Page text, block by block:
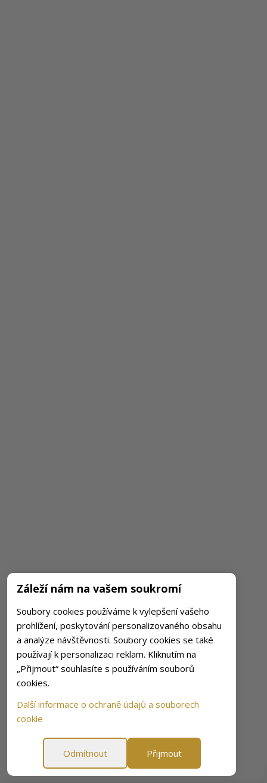
Záleží nám na vašem soukromí
Soubory cookies používáme k vylepšení vašeho
prohlížení, poskytování personalizovaného obsahu
a analýze návštěvnosti. Soubory cookies se také
používají k personalizaci reklam. Kliknutím na
„Přijmout“ souhlasíte s používáním souborů
cookies.
Další informace o ochraně údajů a souborech
cookie
Odmítnout Přijmout